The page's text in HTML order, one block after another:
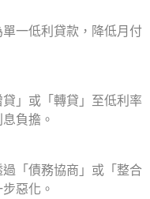
一低利貸款，降低月付
」或「轉貸」至低利率
負擔。
「債務協商」或「整合
惡化。